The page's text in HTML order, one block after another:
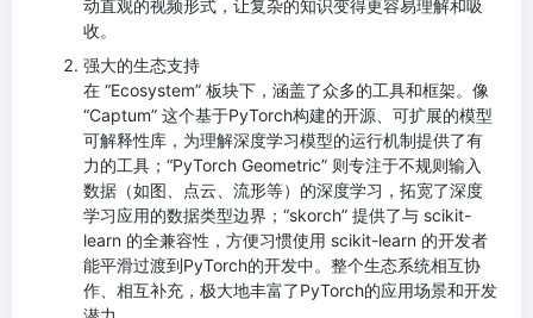
动直观的视频形式，让复杂的知识变得更容易理解和吸
收。
强大的生态支持
在 “Ecosystem” 板块下，涵盖了众多的工具和框架。像
“Captum” 这个基于PyTorch构建的开源、可扩展的模型
可解释性库，为理解深度学习模型的运行机制提供了有
力的工具；“PyTorch Geometric” 则专注于不规则输入
数据（如图、点云、流形等）的深度学习，拓宽了深度
学习应用的数据类型边界；“skorch” 提供了与 scikit-
learn 的全兼容性，方便习惯使用 scikit-learn 的开发者
能平滑过渡到PyTorch的开发中。整个生态系统相互协
作、相互补充，极大地丰富了PyTorch的应用场景和开发